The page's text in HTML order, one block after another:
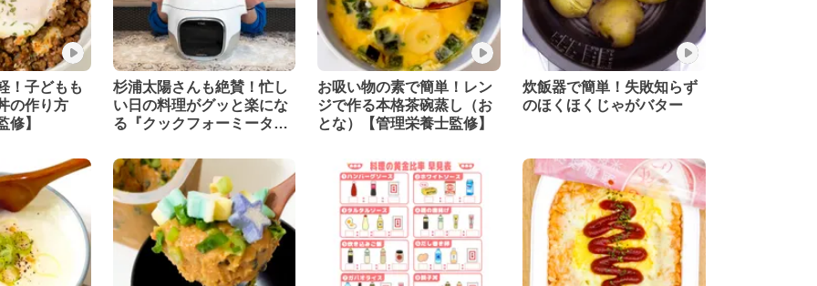
！子どもも
の作り方
修】
杉浦太陽さんも絶賛！忙し
い日の料理がグッと楽にな
る『クックフォーミータッ
お吸い物の素で簡単！レン
ジで作る本格茶碗蒸し（お
とな）【管理栄養士監修】
炊飯器で簡単！失敗知らず
のほくほくじゃがバター